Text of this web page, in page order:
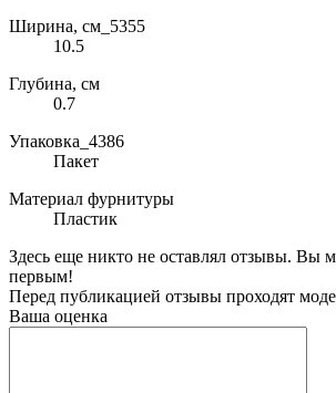
Ширина, см_5355
10.5
Глубина, см
0.7
Упаковка_4386
Пакет
Материал фурнитуры
Пластик
Здесь еще никто не оставлял отзывы. Вы
первым!
Перед публикацией отзывы проходят
Ваша оценка